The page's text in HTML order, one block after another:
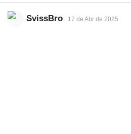
SvissBro 17 de Abr de 2025